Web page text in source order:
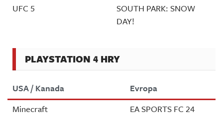
UFC 5
SOUTH PARK: SNOW
DAY!
PLAYSTATION 4 HRY
USA / Kanada
Evropa
Minecraft
EA SPORTS FC 24